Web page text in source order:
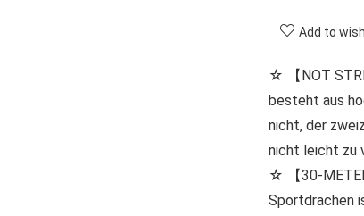
Add to
☆ 【NOT
besteht aus
nicht, der
nicht leicht zu
☆ 【30-
Sportdrachen